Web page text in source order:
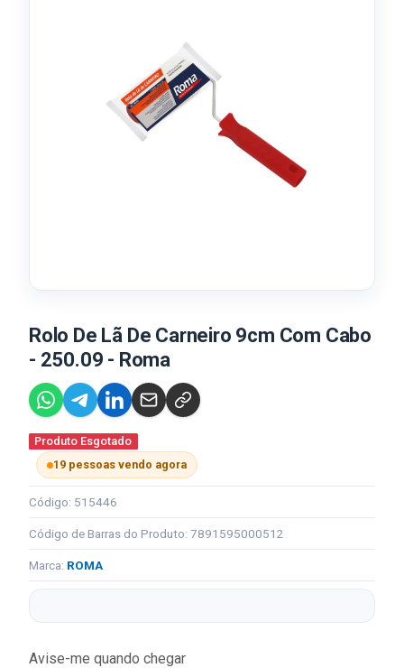
Rolo De Lã De Carneiro 9cm Com Cabo
- 250.09 - Roma
Produto Esgotado
19 pessoas vendo agora
Código: 515446
Código de Barras do Produto: 7891595000512
Marca: ROMA
Avise-me quando chegar